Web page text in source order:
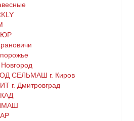
Новгород
СЕЛЬМАШ г. Киров
г. Дмитровград